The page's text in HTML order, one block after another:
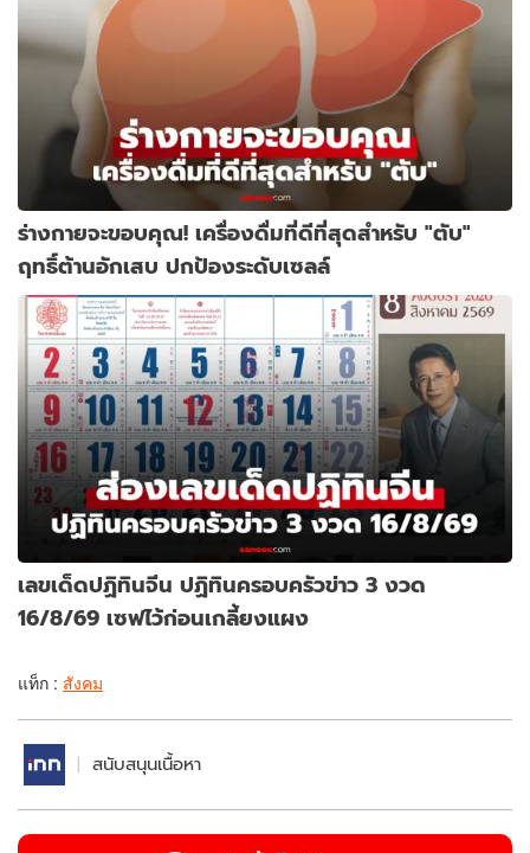
ร่างกายจะขอบคุณ! เครื่องดื่มที่ดีที่สุดสำหรับ "ตับ"
ฤทธิ์ต้านอักเสบ ปกป้องระดับเซลล์
เลขเด็ดปฏิทินจีน ปฏิทินครอบครัวข่าว 3 งวด
16/8/69 เซฟไว้ก่อนเกลี้ยงแผง
แท็ก : สังคม
สนับสนุนเนื้อหา